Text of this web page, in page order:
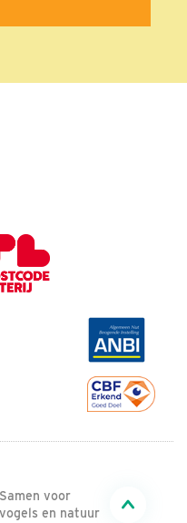
Samen voor
vogels en natuur